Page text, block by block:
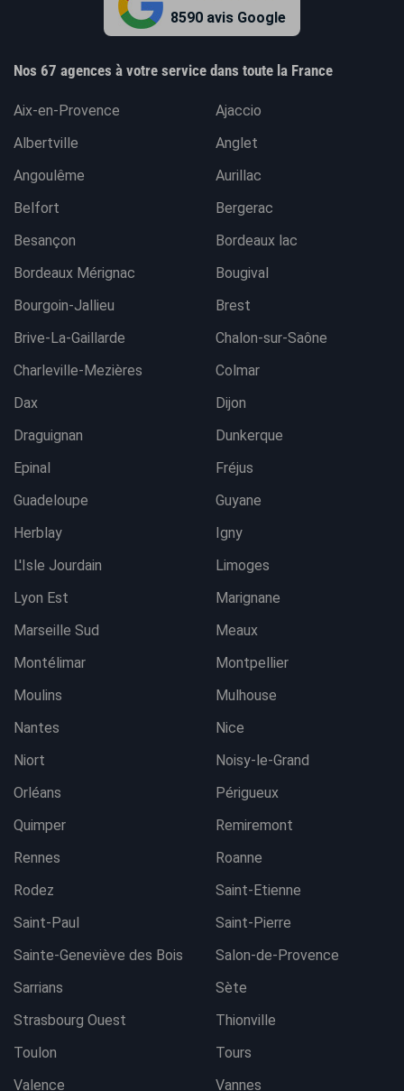
8590 avis Google
Nos 67 agences à votre service dans toute la France
Aix-en-Provence
Ajaccio
Albertville
Anglet
Angoulême
Aurillac
Belfort
Bergerac
Besançon
Bordeaux lac
Bordeaux Mérignac
Bougival
Bourgoin-Jallieu
Brest
Brive-La-Gaillarde
Chalon-sur-Saône
Charleville-Mezières
Colmar
Dax
Dijon
Draguignan
Dunkerque
Epinal
Fréjus
Guadeloupe
Guyane
Herblay
Igny
L'Isle Jourdain
Limoges
Lyon Est
Marignane
Marseille Sud
Meaux
Montélimar
Montpellier
Moulins
Mulhouse
Nantes
Nice
Niort
Noisy-le-Grand
Orléans
Périgueux
Quimper
Remiremont
Rennes
Roanne
Rodez
Saint-Etienne
Saint-Paul
Saint-Pierre
Sainte-Geneviève des Bois
Salon-de-Provence
Sarrians
Sète
Strasbourg Ouest
Thionville
Toulon
Tours
Valence
Vannes